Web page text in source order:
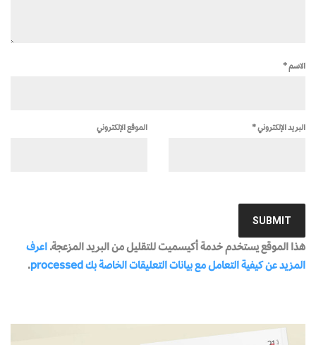
الاسم*
البريد الإلكتروني* الموقع الإلكتروني
هذا الموقع يستخدم خدمة أكيسميت للتقليل من البريد المزعجة. اعرف
المزيد عن كيفية التعامل مع بيانات التعليقات الخاصة بك processed
.